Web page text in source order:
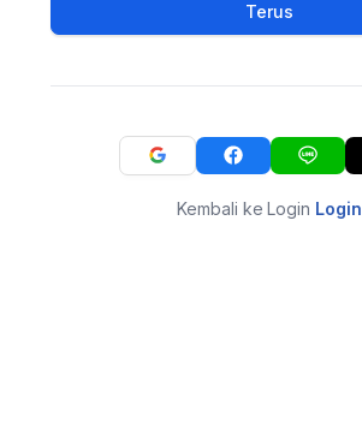
Terus
Kembali ke Login Login